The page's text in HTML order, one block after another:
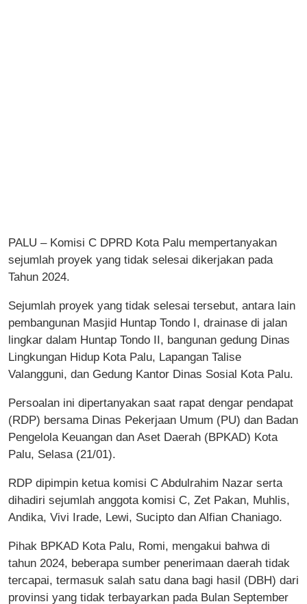
PALU – Komisi C DPRD Kota Palu mempertanyakan
sejumlah proyek yang tidak selesai dikerjakan pada
Tahun 2024.
Sejumlah proyek yang tidak selesai tersebut, antara lain
pembangunan Masjid Huntap Tondo I, drainase di jalan
lingkar dalam Huntap Tondo II, bangunan gedung Dinas
Lingkungan Hidup Kota Palu, Lapangan Talise
Valangguni, dan Gedung Kantor Dinas Sosial Kota Palu.
Persoalan ini dipertanyakan saat rapat dengar pendapat
(RDP) bersama Dinas Pekerjaan Umum (PU) dan Badan
Pengelola Keuangan dan Aset Daerah (BPKAD) Kota
Palu, Selasa (21/01).
RDP dipimpin ketua komisi C Abdulrahim Nazar serta
dihadiri sejumlah anggota komisi C, Zet Pakan, Muhlis,
Andika, Vivi Irade, Lewi, Sucipto dan Alfian Chaniago.
Pihak BPKAD Kota Palu, Romi, mengakui bahwa di
tahun 2024, beberapa sumber penerimaan daerah tidak
tercapai, termasuk salah satu dana bagi hasil (DBH) dari
provinsi yang tidak terbayarkan pada Bulan September